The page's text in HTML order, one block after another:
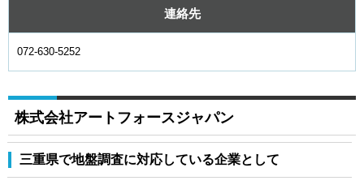
連絡先
072-630-5252
株式会社アートフォースジャパン
三重県で地盤調査に対応している企業として